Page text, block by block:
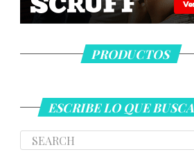
PRODUCTOS
ESCRIBE LO QUE